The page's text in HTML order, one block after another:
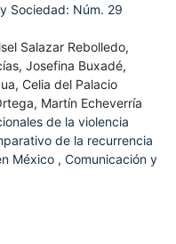
Sociedad: Núm. 29
Salazar Rebolledo,
Josefina Buxadé,
Celia del Palacio
Martín Echeverría
de la violencia
de la recurrencia
México , Comunicación y